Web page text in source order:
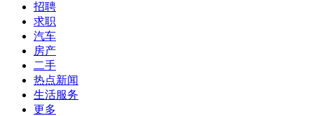
招聘
求职
汽车
房产
二手
热点新闻
生活服务
更多